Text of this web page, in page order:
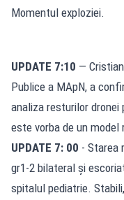
Momentul exploziei.
UPDATE 7:10 —
Publice a MApN, a
analiza resturilor
este vorba de un model
UPDATE 7: 00 - Starea
gr1-2 bilateral și
spitalul pediatrie.